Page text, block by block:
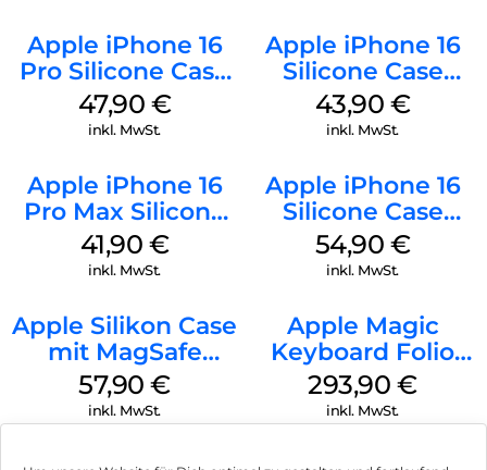
Apple iPhone 16
Pro Silicone Case
MagSafe Denim
47,90 €
inkl. MwSt.
Apple iPhone 16
Silicone Case
MagSafe Plum
43,90 €
inkl. MwSt.
Apple iPhone 16
Pro Max Silicone
Case MagSafe
Ultramarine
41,90 €
inkl. MwSt.
Apple iPhone 16
Silicone Case
MagSafe Lake
Green
54,90 €
inkl. MwSt.
Apple Silikon Case
mit MagSafe
iPhone 14 Pro
(PRODUCT)RED
57,90€
inkl. MwSt.
Apple Magic
Keyboard Folio
iPad 10.9″ (10.Gen.)
Weiß
293,90€
inkl. MwSt.